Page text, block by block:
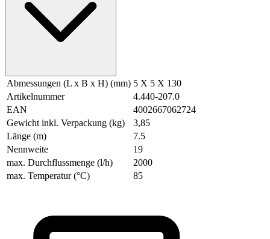
Abmessungen (L x B x H) (mm) 5 X 5 X 130
Artikelnummer
4.440-207.0
EAN
4002667062724
Gewicht inkl. Verpackung (kg)
3,85
Länge (m)
7.5
Nennweite
19
max. Durchflussmenge (l/h)
2000
max. Temperatur (°C)
85